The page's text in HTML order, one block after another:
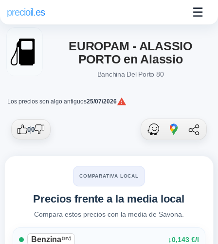
precioil.es ☰
EUROPAM - ALASSIO
PORTO en Alassio
Banchina Del Porto 80
Los precios son algo antiguos25/07/2026
Precios actuales de combustibles en
00
COMPARATIVA LOCAL
Precios frente a la media local
Compara estos precios con la media de Savona.
Benzina(srv) ↓0,143 €/l